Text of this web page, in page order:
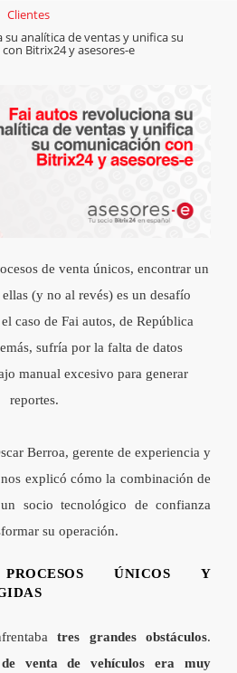
Clientes
su analítica de ventas y unifica su
Bitrix24 y asesores-e
de venta únicos, encontrar un
(y no al revés) es un desafío
caso de Fai autos, de República
sufría por la falta de datos
manual excesivo para generar
reportes.
Berroa, gerente de experiencia y
explicó cómo la combinación de
socio tecnológico de confianza
su operación.
ÚNICOS Y
tres grandes obstáculos.
venta de vehículos era muy